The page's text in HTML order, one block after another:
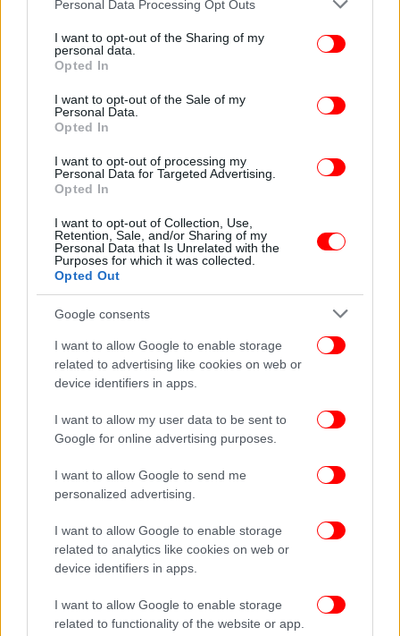
not limited to your visit or usage behaviour. You may click to
grant or deny consent to Google and its third-party tags to
use your data for below specified purposes in below Google
consent section.
Personal Data Processing Opt Outs
I want to opt-out of the Sharing of my
personal data.
Opted In
I want to opt-out of the Sale of my
Personal Data.
Opted In
I want to opt-out of processing my
Personal Data for Targeted Advertising.
Opted In
I want to opt-out of Collection, Use,
Retention, Sale, and/or Sharing of my
Personal Data that Is Unrelated with the
Purposes for which it was collected.
Opted Out
Google consents
I want to allow Google to enable storage
related to advertising like cookies on web or
device identifiers in apps.
I want to allow my user data to be sent to
Google for online advertising purposes.
I want to allow Google to send me
personalized advertising.
I want to allow Google to enable storage
related to analytics like cookies on web or
device identifiers in apps.
I want to allow Google to enable storage
related to functionality of the website or app.
σταθερά στην ιστορική αλήθεια, προστατεύουμε τη
μνήμη των γεγονότων των χρόνων του πολέμου και
αντισταθμίζουμε τις σύγχρονες εκδηλώσεις
νεοναζισμού και μιλιταρισμού».
Ο Σι δήλωσε ότι οι δύο χώρες, ως παγκόσμιες
Ασφαλείας του ΟΗΕ, θα συνεργαστούν για να
αντιμετωπίσουν τη «μονομερή προσέγγιση και τον
Ρωσία και Κίνα έχουν σημαντικά ενισχύσει τους
δεσμούς τους από την έναρξη της ρωσικής εισβολής
της Ουκρανίας το 2022, σε σημείο που οι Δυτικοί
κατηγορούν το Πεκίνο ότι αποτελεί στοιχείο κλειδί
στη ρωσική πολεμική προσπάθεια βοηθώντας την
Μόσχα να παρακάμπτει τις διεθνείς κυρώσεις.